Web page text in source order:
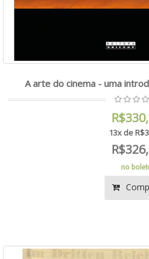
A arte do cinema - uma
13x de
no